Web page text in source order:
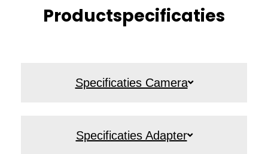
Productspecificaties
Specificaties Camera
Specificaties Adapter